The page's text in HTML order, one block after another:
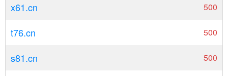
x61.cn 500
t76.cn 500
s81.cn 500